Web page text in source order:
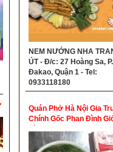
NEM NƯỚNG NHA
ÚT - Đ/c: 27 Hoàng Sa, P.
Đakao, Quận 1 - Tel:
0933118180
Quán Phở Hà Nội Gia
Chính Gốc Phan Đình